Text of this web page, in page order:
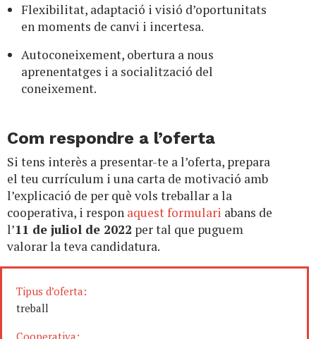
Flexibilitat, adaptació i visió d’oportunitats
en moments de canvi i incertesa.
Autoconeixement, obertura a nous
aprenentatges i a socialització del
coneixement.
Com respondre a l’oferta
Si tens interès a presentar-te a l’oferta, prepara
el teu currículum i una carta de motivació amb
l’explicació de per què vols treballar a la
cooperativa, i respon aquest formulari abans de
l’11 de juliol de 2022 per tal que puguem
valorar la teva candidatura.
Tipus d’oferta:
treball
Cooperativa: